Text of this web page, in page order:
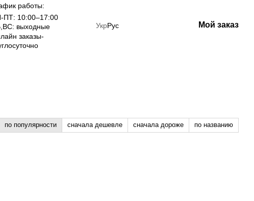
работы:
ПТ: 10:00–17:00
выходные
заказы-
УкрРус Мой заказ
по популярности сначала дешевле сначала дороже по названию